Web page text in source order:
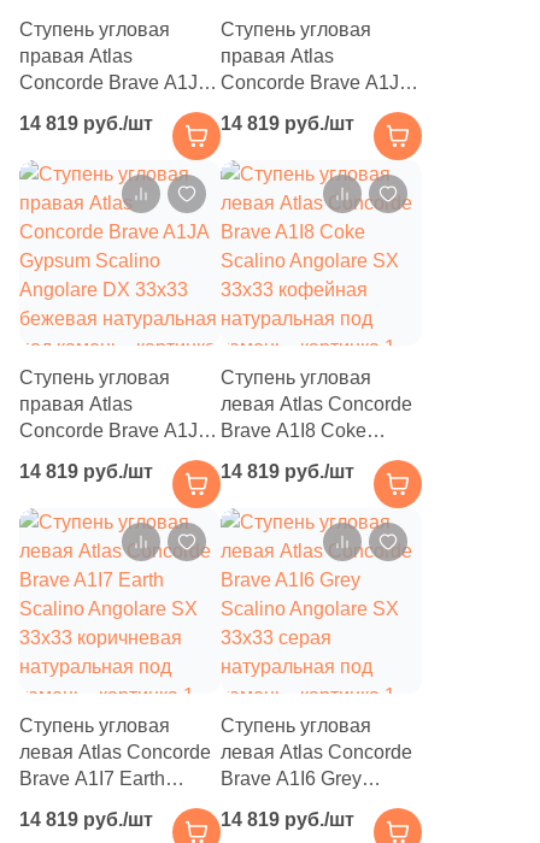
20x20 (666)
25x25 (16 )
30x30 (56)
30x60 (498)
40x80 (140)
40x40 ( 22)
45x45 ( 55)
50x50 (94)
60x120 (
80x80 (105)
90x180 (20)
100x300 (24)
120x260 (43)
120x240 ( )
120x120 ( 50)
1.5x30 (1)
Ступень угловая
правая Atlas
Concorde Brave A1JC
Grey Scalino Angolare
DX 33х33 серая
натуральная под
камень
14 819 руб./шт
Ступень угловая
правая Atlas
Concorde Brave A1JB
Pearl Scalino Angolare
DX 33х33 бежевая
натуральная под
камень
14 819 руб./шт
Ступень угловая
правая Atlas
Concorde Brave A1JA
Angolare DX 33х33
бежевая натуральная
под камень
14 819 руб./шт
Ступень угловая
левая Atlas Concorde
Brave A1I8 Coke
Scalino Angolare SX
33х33 кофейная
натуральная под
камень
14 819 руб./шт
Ступень угловая
левая Atlas Concorde
Brave A1I7 Earth
Scalino Angolare SX
33х33 коричневая
14 819 руб./шт
Ступень угловая
левая Atlas Concorde
Brave A1I6 Grey
Scalino Angolare SX
33х33 серая
14 819 руб./шт